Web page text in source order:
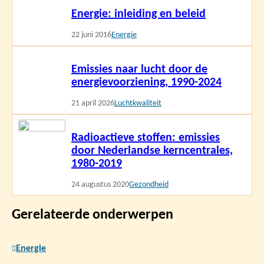
Energie: inleiding en beleid
22 juni 2016Energie
Emissies naar lucht door de
energievoorziening, 1990-2024
21 april 2026Luchtkwaliteit
Radioactieve stoffen: emissies
door Nederlandse kerncentrales,
1980-2019
24 augustus 2020Gezondheid
Lees
Gerelateerde onderwerpen
Energie